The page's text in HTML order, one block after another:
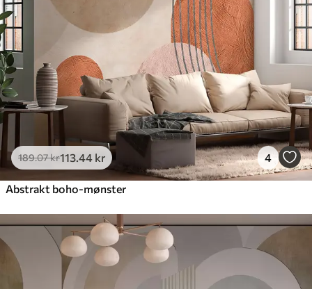
189.07kr113 .44 kr 4
Abstrakt boho-mønster